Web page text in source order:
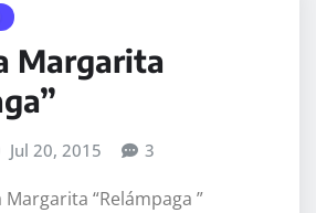
Margarita
Jul 20, 2015 3
“Relámpaga ”